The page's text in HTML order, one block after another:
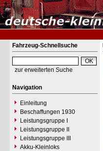
Fahrzeug-Schnellsuche
zur erweiterten Suche
Navigation
Einleitung
Beschaffungen 1930
Leistungsgruppe I
Leistungsgruppe II
Leistungsgruppe III
Akku-Kleinloks